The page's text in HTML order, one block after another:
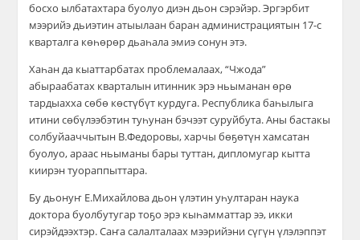
босхо ылбатахтара буолуо диэн дьон сэрэйэр. Эргэрбит
мээрийэ дьиэтин атыылаан баран администрациятын 17-с
кварталга көһөрөр дьаһала эмиэ сонун этэ.
Хаһан да кыаттарбатах проблемалаах, “Чжода”
абыраабатах кварталын итинник эрэ ньыманан өрө
тардыахха сөбө көстүбүт курдуга. Республика баһылыга
итини сөбүлээбэтин туһунан бэчээт суруйбута. Аны бастакы
солбуйааччытын В.Федоровы, харчы бөҕөтүн хамсатан
буолуо, араас ньыманы бары туттан, дипломугар кытта
киирэн туораппыттара.
Бу дьонуҥ Е.Михайлова дьон үлэтин уһултаран наука
доктора буолбутугар тоҕо эрэ кыһамматтар ээ, икки
сирэйдээхтэр. Саҥа салалталаах мээрийэни сүгүн үлэлэппэт